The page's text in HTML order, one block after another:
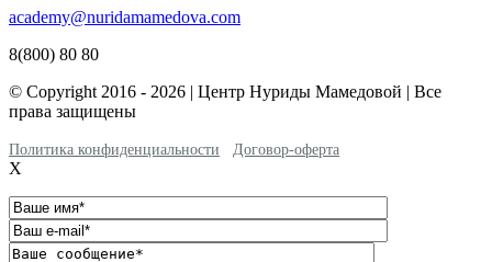
academy@nuridamamedova.com
8(800) 80 80
© Copyright 2016 - 2026 | Центр Нуриды Мамедовой | Все
права защищены
Политика конфиденциальности Договор-оферта
X